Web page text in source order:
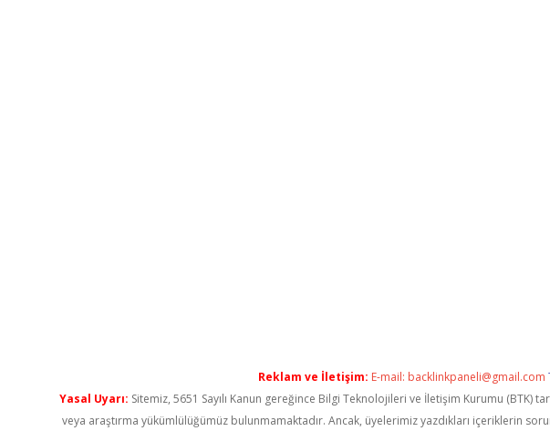
Reklam ve İletişim: E-mail: backlinkpaneli@gmail.com
Yasal Uyarı: Sitemiz, 5651 Sayılı Kanun gereğince Bilgi Teknolojileri ve İletişim Kurumu
veya araştırma yükümlülüğümüz bulunmamaktadır. Ancak, üyelerimiz yazdıkları içeriklerin